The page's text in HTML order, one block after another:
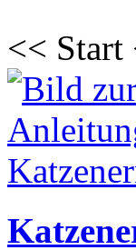
<< Start